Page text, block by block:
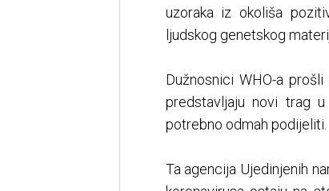
uzoraka iz okoliša
ljudskog genetskog
Dužnosnici WHO-a
predstavljaju novi trag
potrebno odmah podijeliti.
Ta agencija Ujedinjenih